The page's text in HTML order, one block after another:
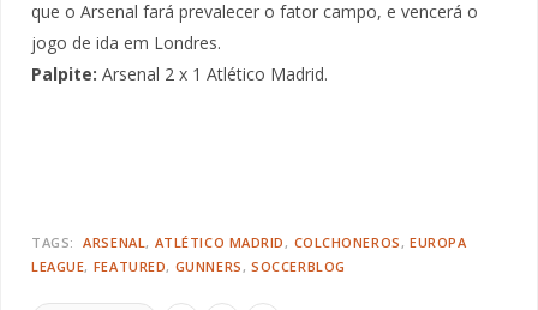
que o Arsenal fará prevalecer o fator campo, e vencerá o
jogo de ida em Londres.
Palpite: Arsenal 2 x 1 Atlético Madrid.
TAGS: ARSENAL ATLÉTICO MADRID COLCHONEROS
EUROPA
LEAGUE FEATURED GUNNERS SOCCERBLOG